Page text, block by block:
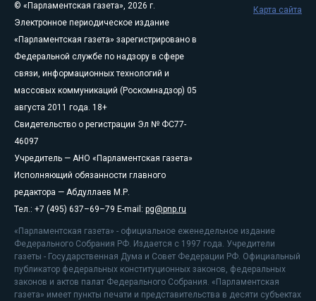
© «Парламентская газета», 2026 г.
Электронное периодическое издание
«Парламентская газета» зарегистрировано в
Федеральной службе по надзору в сфере
связи, информационных технологий и
массовых коммуникаций (Роскомнадзор) 05
августа 2011 года. 18+
Свидетельство о регистрации Эл № ФС77-
46097
Учредитель — АНО «Парламентская газета»
Исполняющий обязанности главного
редактора — Абдуллаев М.Р.
Тел.: +7 (495) 637–69–79 E-mail: pg@pnp.ru
«Парламентская газета» - официальное еженедельное издание
Федерального Собрания РФ. Издается с 1997 года. Учредители
газеты - Государственная Дума и Совет Федерации РФ. Официальный
публикатор федеральных конституционных законов, федеральных
законов и актов палат Федерального Собрания. «Парламентская
газета» имеет пункты печати и представительства в десяти субъектах
Карта сайта